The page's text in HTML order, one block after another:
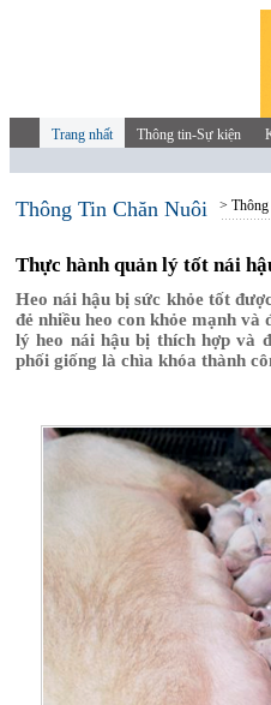
Trang nhất Thông tin-Sự kiện
Thông Tin Chăn Nuôi >
Thực hành quản lý tốt nái
Heo nái hậu bị sức khỏe tốt
đẻ nhiều heo con khỏe mạnh
lý heo nái hậu bị thích hợp và
phối giống là chìa khóa thành